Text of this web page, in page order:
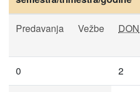
Predavanja Vežbe DON
0 2